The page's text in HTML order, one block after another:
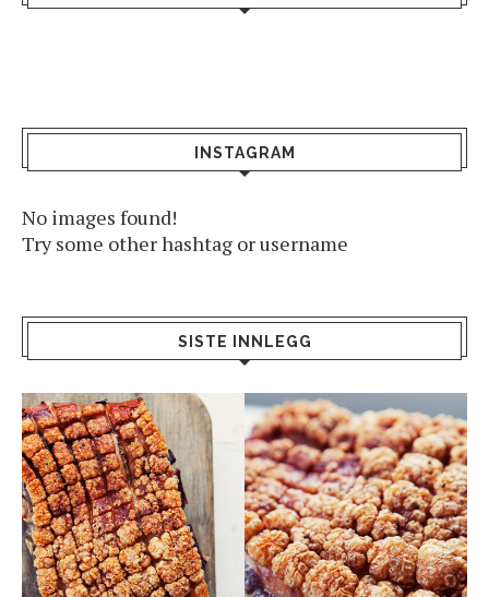
INSTAGRAM
No images found!
Try some other hashtag or username
SISTE INNLEGG